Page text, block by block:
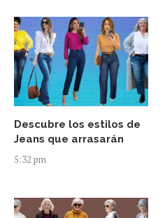
Descubre los estilos de
Jeans que arrasarán
5:32 pm